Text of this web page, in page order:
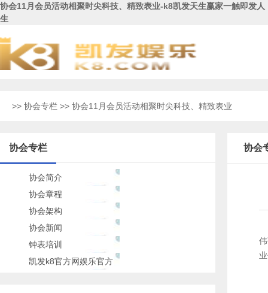
协会11月会员活动相聚时尖科技、精致表业-k8凯发天生赢家一触即发人
生
>> 协会专栏 >> 协会11月会员活动相聚时尖科技、精致表业
协会专栏
协会简介
协会章程
协会架构
协会新闻
钟表培训
凯发k8官方网娱乐官方
协会